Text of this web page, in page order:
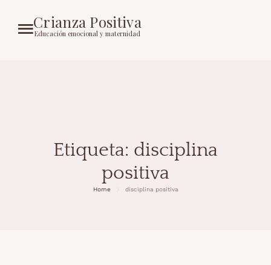
Crianza Positiva
Educación emocional y maternidad
Etiqueta: disciplina
positiva
Home disciplina positiva